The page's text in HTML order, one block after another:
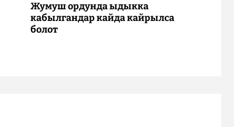
Жумуш ордунда ыдыкка
кабылгандар кайда кайрылса
болот